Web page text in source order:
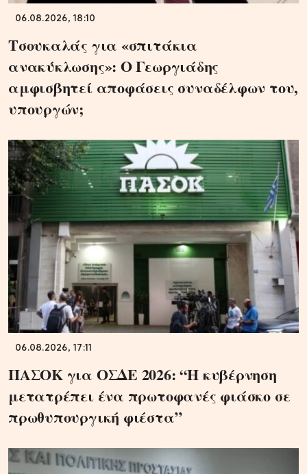
06.08.2026, 18:10
Τσουκαλάς για «σπιτάκια
ανακύκλωσης»: Ο Γεωργιάδης
αμφισβητεί αποφάσεις συναδέλφων του,
υπουργών;
06.08.2026, 17:11
ΠΑΣΟΚ για ΟΣΔΕ 2026: “Η κυβέρνηση
μετατρέπει ένα πρωτοφανές φιάσκο σε
πρωθυπουργική φιέστα”